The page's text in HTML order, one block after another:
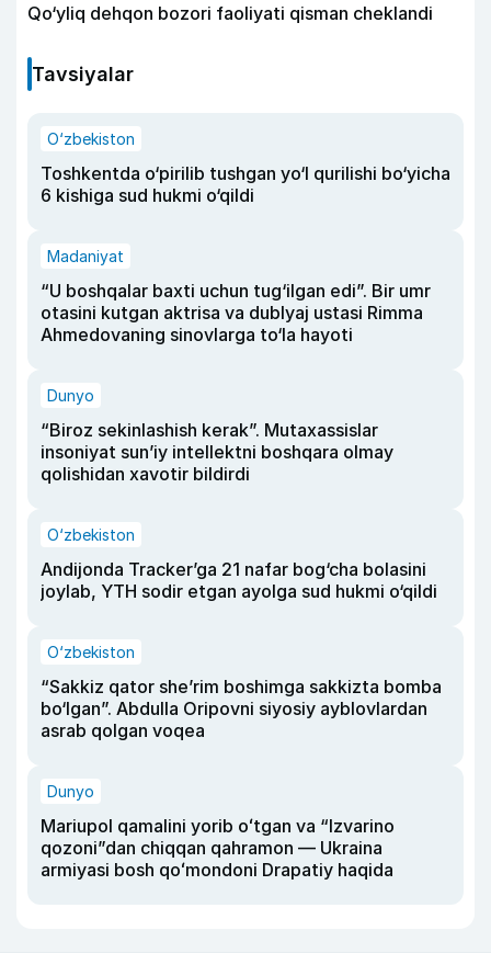
Qo‘yliq dehqon bozori faoliyati qisman cheklandi
Tavsiyalar
O‘zbekiston
Toshkentda o‘pirilib tushgan yo‘l qurilishi bo‘yicha
6 kishiga sud hukmi o‘qildi
Madaniyat
“U boshqalar baxti uchun tug‘ilgan edi”. Bir umr
otasini kutgan aktrisa va dublyaj ustasi Rimma
Ahmedovaning sinovlarga to‘la hayoti
Dunyo
“Biroz sekinlashish kerak”. Mutaxassislar
insoniyat sun’iy intellektni boshqara olmay
qolishidan xavotir bildirdi
O‘zbekiston
Andijonda Tracker’ga 21 nafar bog‘cha bolasini
joylab, YTH sodir etgan ayolga sud hukmi o‘qildi
O‘zbekiston
“Sakkiz qator she’rim boshimga sakkizta bomba
bo‘lgan”. Abdulla Oripovni siyosiy ayblovlardan
asrab qolgan voqea
Dunyo
Mariupol qamalini yorib oʻtgan va “Izvarino
qozoni”dan chiqqan qahramon — Ukraina
armiyasi bosh qoʻmondoni Drapatiy haqida